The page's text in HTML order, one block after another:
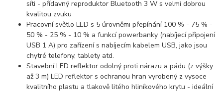
síti - přídavný reproduktor Bluetooth 3 W s velmi dobrou
kvalitou zvuku
Pracovní světlo LED s 5 úrovněmi přepínání 100 % - 75 % -
50 % - 25 % - 10 % a funkcí powerbanky (nabíjecí připojení
USB 1 A) pro zařízení s nabíjecím kabelem USB, jako jsou
chytré telefony, tablety atd.
Stavební LED reflektor odolný proti nárazu a pádu (z výšky
až 3 m) LED reflektor s ochranou hran vyrobený z vysoce
kvalitního plastu a tlakově litého hliníkového krytu - ideální